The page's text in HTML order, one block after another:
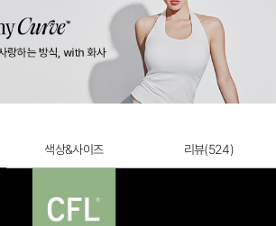
색상&사이즈 리뷰(524)